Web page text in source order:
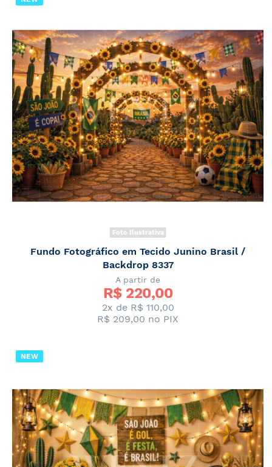
Foto Ilustrativa
Fundo Fotográfico em Tecido Junino Brasil /
Backdrop 8337
A partir de
R$ 220,00
2x de R$ 110,00
R$ 209,00 no PIX
NEW